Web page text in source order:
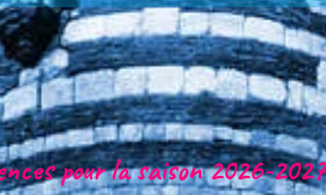
pour la saison 2026-2027